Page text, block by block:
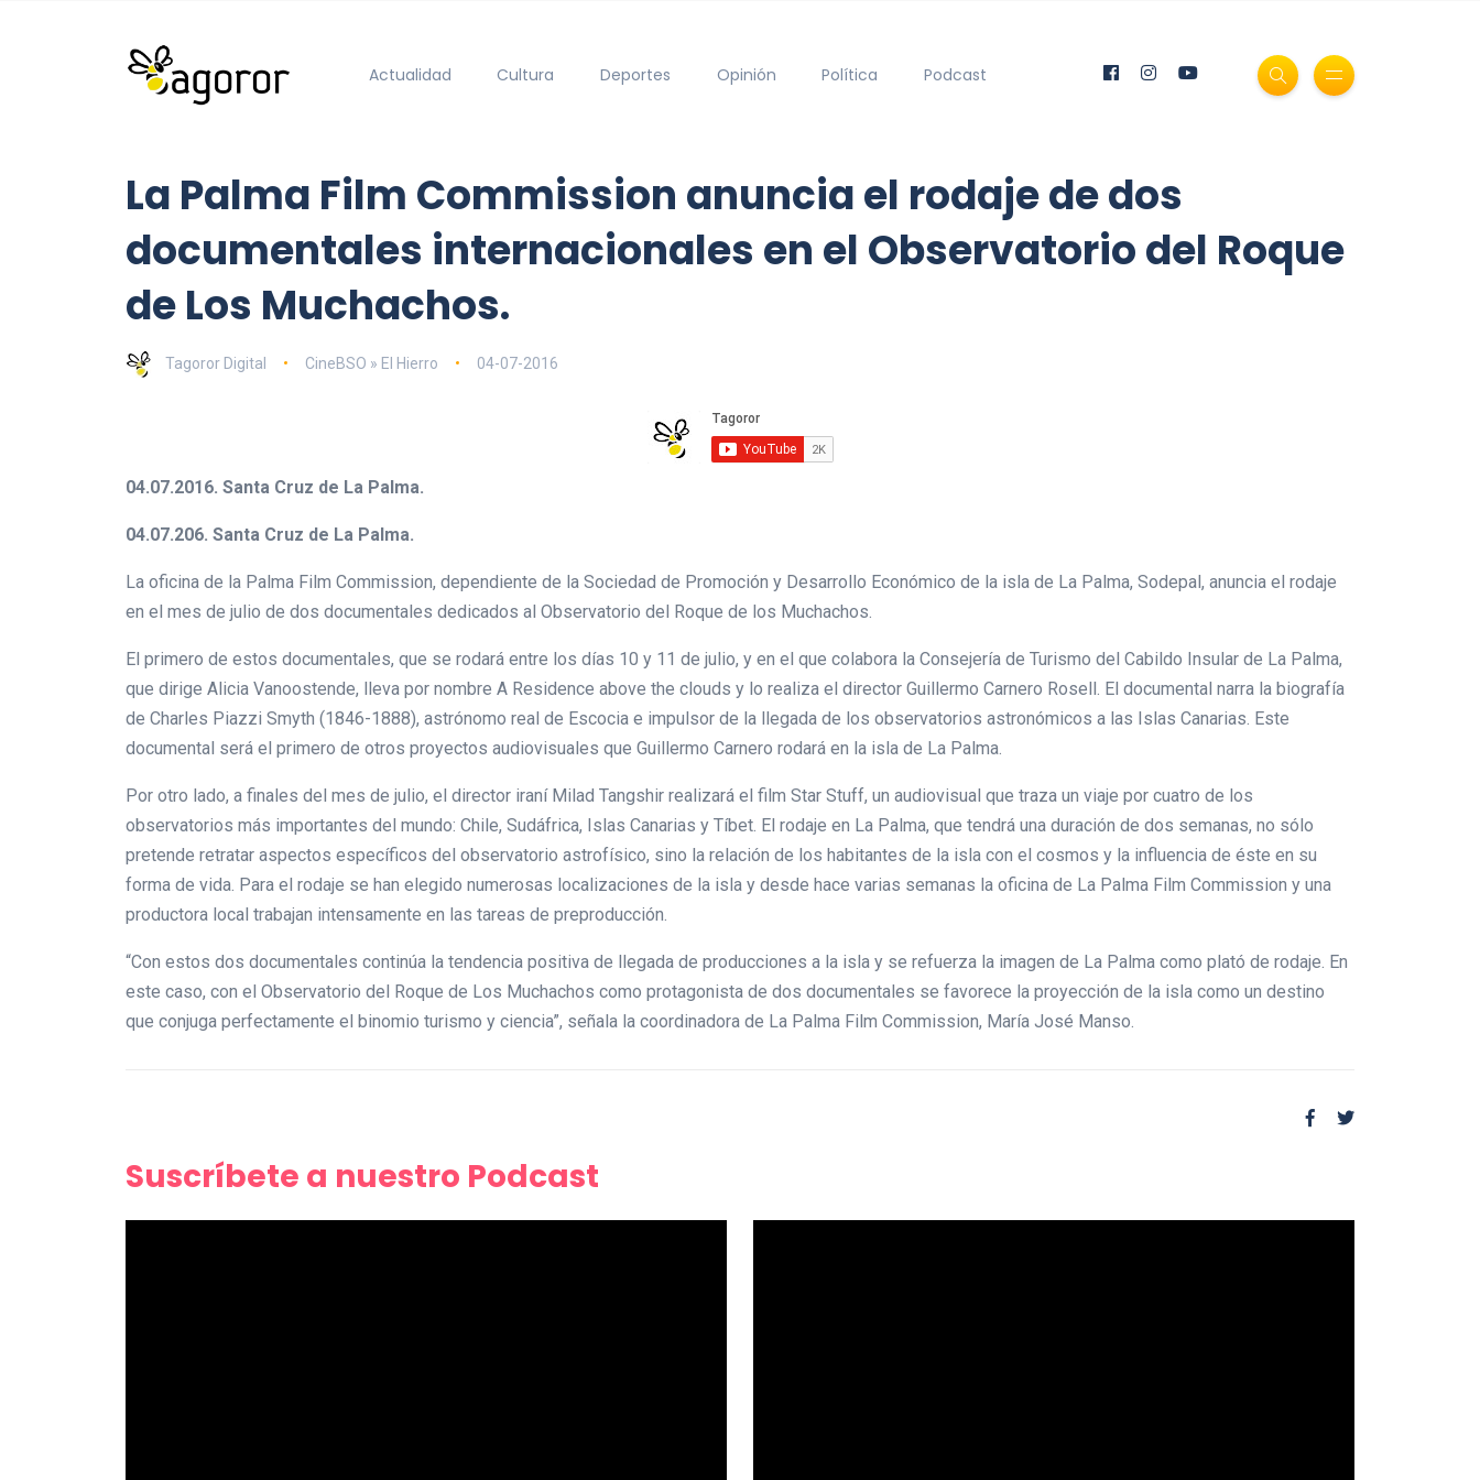
Actualidad Cultura Deportes Opinión Política Podcast
La Palma Film Commission anuncia el rodaje de dos
documentales internacionales en el Observatorio del Roque
de Los Muchachos.
Tagoror Digital CineBSO » El Hierro 04-07-2016
04.07.2016. Santa Cruz de La Palma.
04.07.206. Santa Cruz de La Palma.
La oficina de la Palma Film Commission, dependiente de la Sociedad de Promoción y Desarrollo Económico de la isla de La Palma, Sodepal, anuncia el rodaje
en el mes de julio de dos documentales dedicados al Observatorio del Roque de los Muchachos.
El primero de estos documentales, que se rodará entre los días 10 y 11 de julio, y en el que colabora la Consejería de Turismo del Cabildo Insular de La Palma,
que dirige Alicia Vanoostende, lleva por nombre A Residence above the clouds y lo realiza el director Guillermo Carnero Rosell. El documental narra la biografía
de Charles Piazzi Smyth (1846-1888), astrónomo real de Escocia e impulsor de la llegada de los observatorios astronómicos a las Islas Canarias. Este
documental será el primero de otros proyectos audiovisuales que Guillermo Carnero rodará en la isla de La Palma.
Por otro lado, a finales del mes de julio, el director iraní Milad Tangshir realizará el film Star Stuff, un audiovisual que traza un viaje por cuatro de los
observatorios más importantes del mundo: Chile, Sudáfrica, Islas Canarias y Tíbet. El rodaje en La Palma, que tendrá una duración de dos semanas, no sólo
pretende retratar aspectos específicos del observatorio astrofísico, sino la relación de los habitantes de la isla con el cosmos y la influencia de éste en su
forma de vida. Para el rodaje se han elegido numerosas localizaciones de la isla y desde hace varias semanas la oficina de La Palma Film Commission y una
productora local trabajan intensamente en las tareas de preproducción.
“Con estos dos documentales continúa la tendencia positiva de llegada de producciones a la isla y se refuerza la imagen de La Palma como plató de rodaje. En
este caso, con el Observatorio del Roque de Los Muchachos como protagonista de dos documentales se favorece la proyección de la isla como un destino
que conjuga perfectamente el binomio turismo y ciencia”, señala la coordinadora de La Palma Film Commission, María José Manso.
Suscríbete a nuestro Podcast